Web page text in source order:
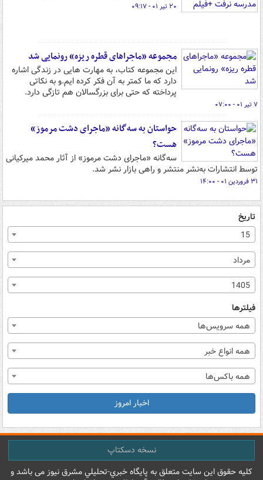
۲۰ تیر ۰۱ - ۰۹:۱۷
مجموعه «ماجراهای قطره ریزه» رونمایی شد
این مجموعه کتاب، به مهارت هایی در زندگی اشاره
دارد که ما کمتر به آن فکر کرده ایم.و به نکاتی
پرداخته که حتی برای بزرگسالان هم تازگی دارد.
۷ تیر ۰۱ - ۰۷:۰۰
حواستان به سه‌گانه‌ «ماجرای دشت مرموز»
هست؟
سه‌گانه «ماجرای دشت مرموز» از آثار محمد میرکیانی
توسط انتشارات به‌نشر منتشر و راهی بازار نشر شد.
۳۱ فروردین ۰۱ - ۱۴:۰۰
تاریخ
15
مرداد
1405
فیلترها
همه سرویس‌ها
همه انواع خبر
همه باکس‌ها
اخبار امروز
نسخه دسکتاپ
کليه حقوق اين سايت متعلق به پایگاه خبري-تحليلي مشرق نيوز می باشد و